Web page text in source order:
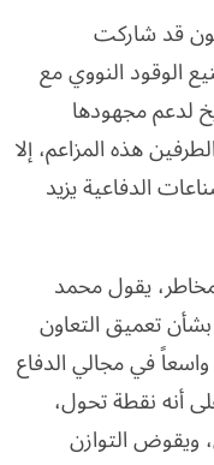
قد شاركت
الوقود النووي مع
لدعم مجهودها
هذه المزاعم، إلا
الدفاعية يزيد
يقول محمد
تعميق التعاون
في مجالي الدفاع
أنه نقطة تحول،
التوازن